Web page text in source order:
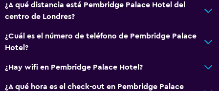
¿A qué distancia está Pembridge Palace Hotel del
centro de Londres?
¿Cuál es el número de teléfono de Pembridge Palace
Hotel?
¿Hay wifi en Pembridge Palace Hotel?
¿A qué hora es el check-out en Pembridge Palace